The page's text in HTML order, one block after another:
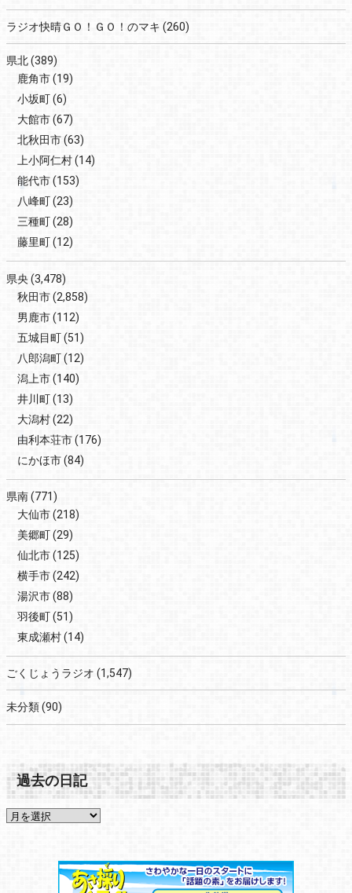
ラジオ快晴ＧＯ！ＧＯ！のマキ (260)
県北(389)
鹿角市(19)
小坂町(6)
大館市(67)
北秋田市(63)
上小阿仁村(14)
能代市(153)
八峰町(23)
三種町(28)
藤里町(12)
県央(3,478)
秋田市(2,858)
男鹿市(112)
五城目町(51)
八郎潟町(12)
潟上市(140)
井川町(13)
大潟村(22)
由利本荘市(176)
にかほ市(84)
県南(771)
大仙市(218)
美郷町(29)
仙北市(125)
横手市(242)
湯沢市(88)
羽後町(51)
東成瀬村(14)
ごくじょうラジオ (1,547)
未分類(90)
過去の日記